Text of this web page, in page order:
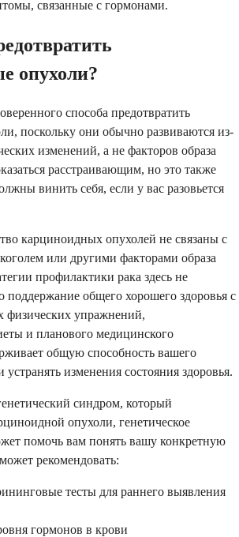
связанные с гормонами.
опухоли?
способа предотвратить
поскольку они обычно развиваются из-
изменений, а не факторов образа
расстраивающим, но это также
винить себя, если у вас разовьется
карциноидных опухолей не связаны с
или другими факторами образа
профилактики рака здесь не
общего хорошего здоровья с
физических упражнений,
и планового медицинского
общую способность вашего
устранять изменения состояния здоровья.
синдром, который
опухоли, генетическое
помочь вам понять вашу конкретную
рекомендовать:
тесты для раннего выявления
гормонов в крови